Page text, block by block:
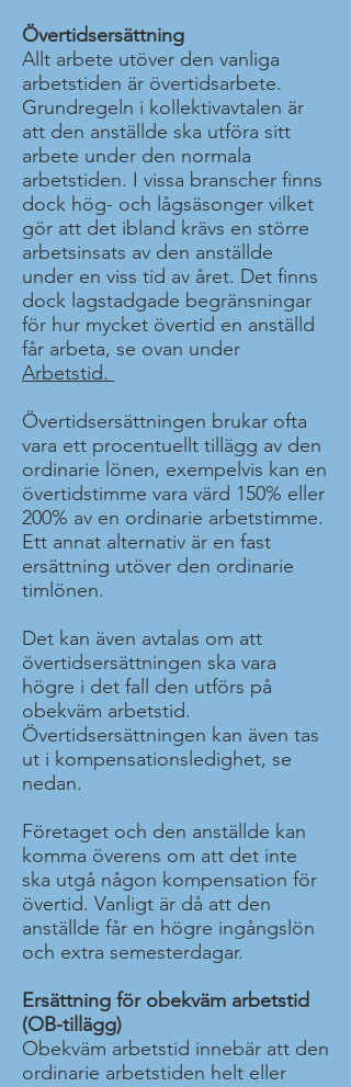
Övertidsersättning
Allt arbete utöver den vanliga
arbetstiden är övertidsarbete.
Grundregeln i kollektivavtalen är
att den anställde ska utföra sitt
arbete under den normala
arbetstiden. I vissa branscher finns
dock hög- och lågsäsonger vilket
gör att det ibland krävs en större
arbetsinsats av den anställde
under en viss tid av året. Det finns
dock lagstadgade begränsningar
för hur mycket övertid en anställd
får arbeta, se ovan under
Arbetstid.
Övertidsersättningen brukar ofta
vara ett procentuellt tillägg av den
ordinarie lönen, exempelvis kan en
övertidstimme vara värd 150% eller
200% av en ordinarie arbetstimme.
Ett annat alternativ är en fast
ersättning utöver den ordinarie
timlönen.
Det kan även avtalas om att
övertidsersättningen ska vara
högre i det fall den utförs på
obekväm arbetstid.
Övertidsersättningen kan även tas
ut i kompensationsledighet, se
nedan.
Företaget och den anställde kan
komma överens om att det inte
ska utgå någon kompensation för
övertid. Vanligt är då att den
anställde får en högre ingångslön
och extra semesterdagar.
Ersättning för obekväm arbetstid
(OB-tillägg)
Obekväm arbetstid innebär att den
ordinarie arbetstiden helt eller